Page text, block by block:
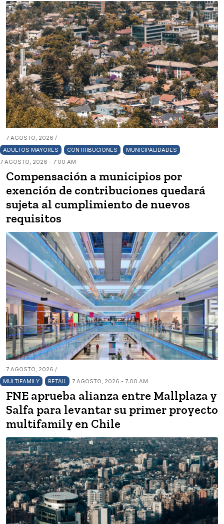
7 AGOSTO, 2026 /
ADULTOS MAYORES
CONTRIBUCIONES
MUNICIPALIDADES
7 AGOSTO, 2026 - 7:00 AM
Compensación a municipios por
exención de contribuciones quedará
sujeta al cumplimiento de nuevos
requisitos
7 AGOSTO, 2026 /
MULTIFAMILY
RETAIL 7 AGOSTO, 2026 - 7:00 AM
FNE aprueba alianza entre Mallplaza y
Salfa para levantar su primer proyecto
multifamily en Chile